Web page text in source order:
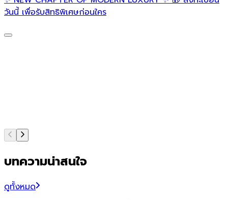
วันนี้ เพื่อรับสิทธิพิเศษก่อนใคร
บทความน่าสนใจ
ดูทั้งหมด